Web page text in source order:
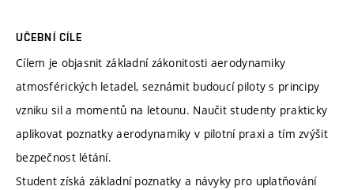
UČEBNÍ CÍLE
Cílem je objasnit základní zákonitosti aerodynamiky
atmosférických letadel, seznámit budoucí piloty s principy
vzniku sil a momentů na letounu. Naučit studenty prakticky
aplikovat poznatky aerodynamiky v pilotní praxi a tím zvýšit
bezpečnost létání.
Student získá základní poznatky a návyky pro uplatňování